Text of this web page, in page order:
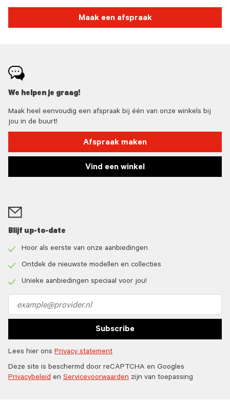
Maak een afspraak
We helpen je graag!
Maak heel eenvoudig een afspraak bij één van onze winkels bij
jou in de buurt!
Afspraak maken
Vind een winkel
Blijf up-to-date
icon
Hoor als eerste van onze aanbiedingen
icon
Ontdek de nieuwste modellen en collecties
Unieke aanbiedingen speciaal voor jou!
address
Subscribe
Lees hier ons Privacy statement
Deze site is beschermd door reCAPTCHA en Googles
Privacybeleid en Servicevoorwaarden zijn van toepassing